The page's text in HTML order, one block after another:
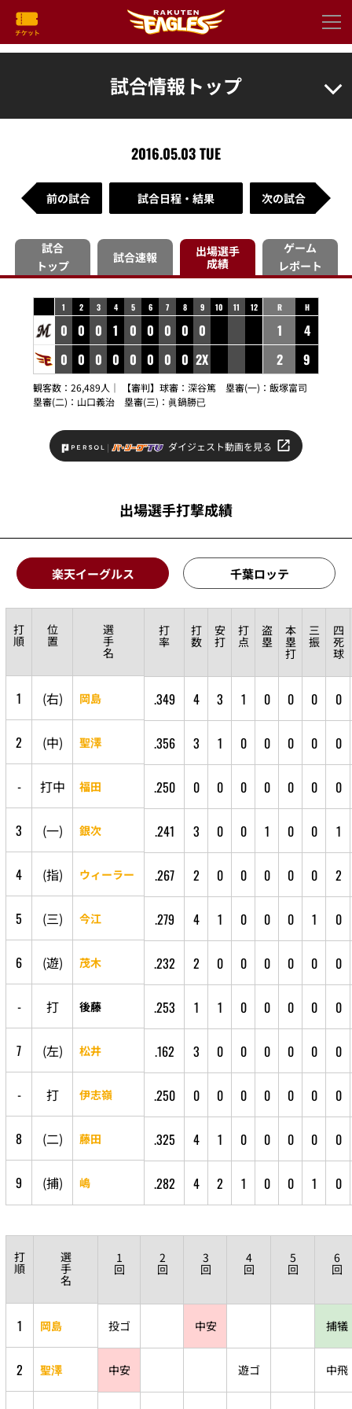
試合情報トップ
2016.05.03 TUE
前の試合 試合日程・結果 次の試合
試合
トップ
試合速報
出場選手
成績
ゲーム
レポート
1 2 3 4 5 6 7 8 9 10 11 12
0 0 0 1 0 0 0 0 0
0 0 0 0 0 0 0 0 2X
R H
1
4
2
9
観客数：26,489人｜ 【審判】球審： 深谷篤 塁審(一)： 飯塚富司
塁審(二)： 山口義治 塁審(三)： 眞鍋勝已
ダイジェスト動画を見る
出場選手打撃成績
楽天イーグルス 千葉ロッテ
打
順
位
置
選
手
名
打
率
打
数
安
打
打
点
盗
塁
本
塁
打
三
振
四
死
球
1 (右) 岡島 .349 4 3 1 0 0 0 0
2 (中) 聖澤 .356 3 1 0 0 0 0 0
- 打中 福田 .250 0 0 0 0 0 0 0
3 (一) 銀次 .241 3 0 0 1 0 0 1
4 (指) ウィーラー .267 2 0 0 0 0 0 2
5 (三) 今江 .279 4 1 0 0 0 1 0
6 (遊) 茂木 .232 2 0 0 0 0 0 0
- 打 後藤 .253 1 1 0 0 0 0 0
7 (左) 松井 .162 3 0 0 0 0 0 0
- 打 伊志嶺 .250 0 0 0 0 0 0 0
8 (二) 藤田 .325 4 1 0 0 0 0 0
9 (捕) 嶋 .282 4 2 1 0 0 1 0
打
順
選
手
名
1
回
2
回
3
回
4
回
5
回
6
回
1 岡島 投ゴ 中安 捕犠
2 聖澤 中安 遊ゴ 中飛